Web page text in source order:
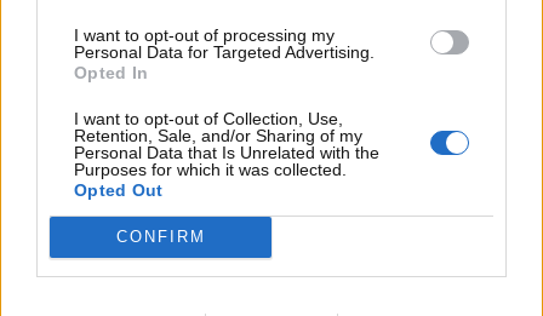
I want to opt-out of processing my
Personal Data for Targeted Advertising.
Opted In
I want to opt-out of Collection, Use,
Retention, Sale, and/or Sharing of my
Personal Data that Is Unrelated with the
Purposes for which it was collected.
Opted Out
CONFIRM
Qui lo smartphone in auto non potrà essere